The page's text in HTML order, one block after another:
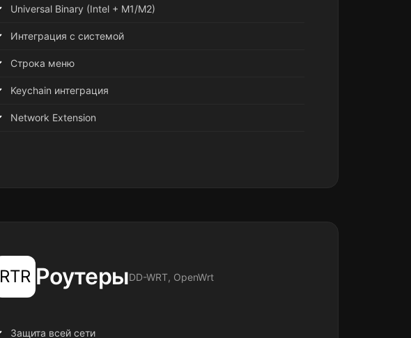
Universal Binary (Intel + M1/M2)
Интеграция с системой
Строка меню
Keychain интеграция
Network Extension
RTR РоутерыDD-WRT, OpenWrt
Защита всей сети